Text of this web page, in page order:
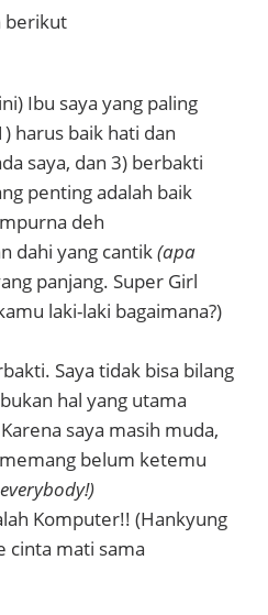
berikut
Ibu saya yang paling
harus baik hati dan
saya, dan 3) berbakti
penting adalah baik
deh
dahi yang cantik(apa
panjang. Super Girl
laki-laki bagaimana?)
Saya tidak bisa bilang
hal yang utama
saya masih muda,
belum ketemu
Komputer!! (Hankyung
cinta mati sama